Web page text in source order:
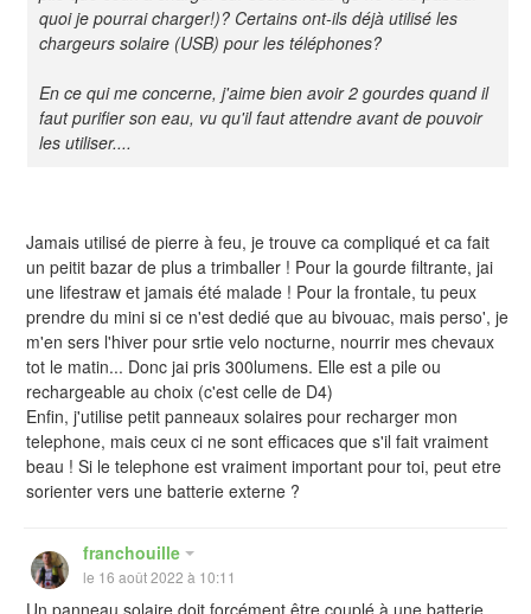
quoi je pourrai charger!)? Certains ont-ils déjà utilisé les
chargeurs solaire (USB) pour les téléphones?
En ce qui me concerne, j'aime bien avoir 2 gourdes quand il
faut purifier son eau, vu qu'il faut attendre avant de pouvoir
les utiliser....
Jamais utilisé de pierre à feu, je trouve ca compliqué et ca fait
un peitit bazar de plus a trimballer ! Pour la gourde filtrante, jai
une lifestraw et jamais été malade ! Pour la frontale, tu peux
prendre du mini si ce n'est dedié que au bivouac, mais perso', je
m'en sers l'hiver pour srtie velo nocturne, nourrir mes chevaux
tot le matin... Donc jai pris 300lumens. Elle est a pile ou
rechargeable au choix (c'est celle de D4)
Enfin, j'utilise petit panneaux solaires pour recharger mon
telephone, mais ceux ci ne sont efficaces que s'il fait vraiment
beau ! Si le telephone est vraiment important pour toi, peut etre
sorienter vers une batterie externe ?
franchouille
le 16 août 2022 à 10:11
Un panneau solaire doit forcément être couplé à une batterie,